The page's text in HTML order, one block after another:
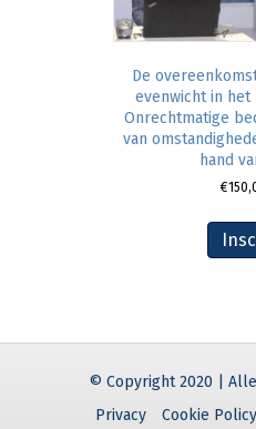
De
evenwicht in
Onrechtmatige
van
hand
€
© Copyright 2020 |
Privacy
Cookie Policy